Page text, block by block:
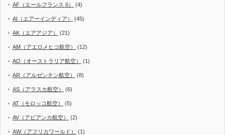
AF（エールフランス 6） (4)
AI（エアーインディア） (45)
AK（エアアジア） (21)
AM（アエロメヒコ航空） (12)
AO（オーストラリア航空） (1)
AR（アルゼンチン航空） (8)
AS（アラスカ航空） (6)
AT（モロッコ航空） (5)
AV（アビアンカ航空） (2)
AW（アフリカワールド） (1)